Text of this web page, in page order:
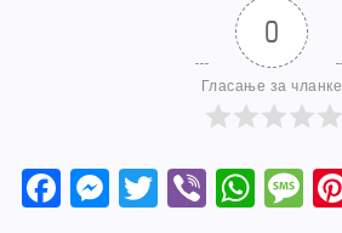
0
Гласање за чланке
F
M
T
Vi W M